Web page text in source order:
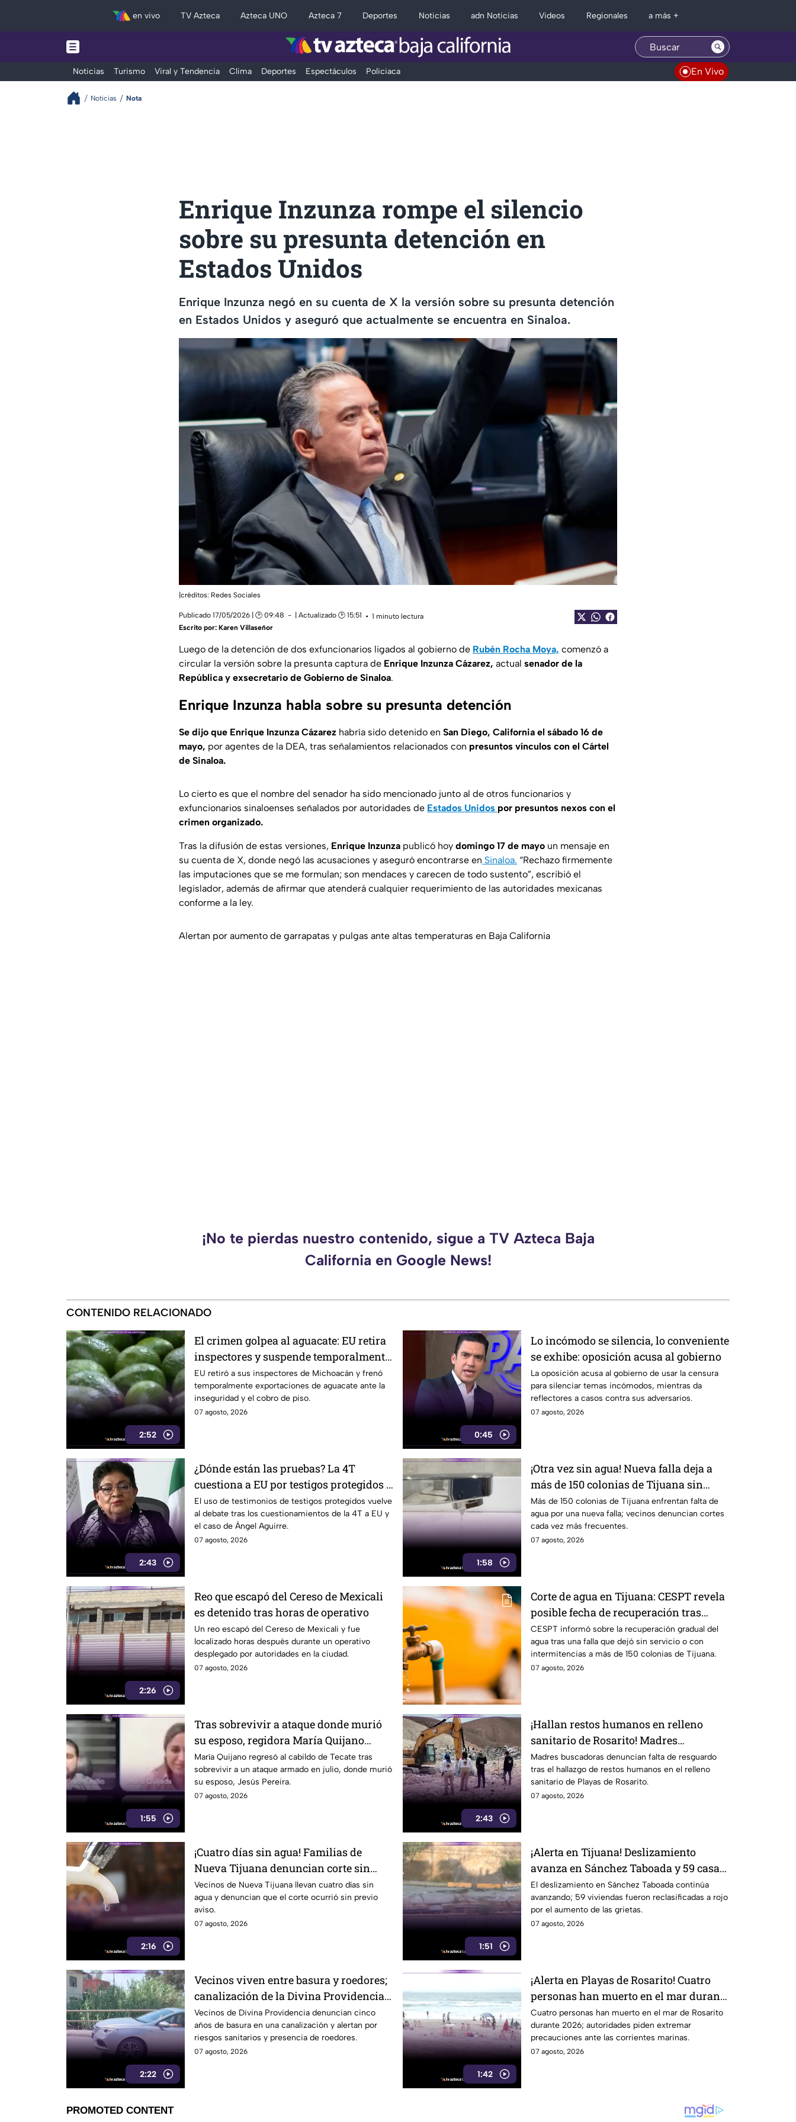
en vivo TV Azteca Azteca UNO Azteca 7 Deportes Noticias adn Noticias Videos Regionales a más +
Noticias Turismo Viral y Tendencia Clima Deportes Espectáculos Policiaca En Vivo
Noticias Nota
Enrique Inzunza rompe el silencio
sobre su presunta detención en
Estados Unidos
Enrique Inzunza negó en su cuenta de X la versión sobre su presunta detención
en Estados Unidos y aseguró que actualmente se encuentra en Sinaloa.
|créditos: Redes Sociales
Publicado 17/05/2026 | 🕑 09:48 | Actualizado 🕑 15:51
1 minuto lectura
Escrito por: Karen Villaseñor
Luego de la detención de dos exfuncionarios ligados al gobierno de Rubén Rocha Moya, comenzó a
circular la versión sobre la presunta captura de Enrique Inzunza Cázarez, actual senador de la
República y exsecretario de Gobierno de Sinaloa.
Enrique Inzunza habla sobre su presunta detención
Se dijo que Enrique Inzunza Cázarez habría sido detenido en San Diego, California el sábado 16 de
mayo, por agentes de la DEA, tras señalamientos relacionados con presuntos vínculos con el Cártel
de Sinaloa.
Lo cierto es que el nombre del senador ha sido mencionado junto al de otros funcionarios y
exfuncionarios sinaloenses señalados por autoridades de Estados Unidos por presuntos nexos con el
crimen organizado.
Tras la difusión de estas versiones, Enrique Inzunza publicó hoy domingo 17 de mayo un mensaje en
su cuenta de X, donde negó las acusaciones y aseguró encontrarse en Sinaloa. “Rechazo firmemente
las imputaciones que se me formulan; son mendaces y carecen de todo sustento”, escribió el
legislador, además de afirmar que atenderá cualquier requerimiento de las autoridades mexicanas
conforme a la ley.
Alertan por aumento de garrapatas y pulgas ante altas temperaturas en Baja California
¡No te pierdas nuestro contenido, sigue a TV Azteca Baja
California en Google News!
CONTENIDO RELACIONADO
2:52
El crimen golpea al aguacate: EU retira
inspectores y suspende temporalmente
exportaciones
EU retiró a sus inspectores de Michoacán y frenó
temporalmente exportaciones de aguacate ante la
inseguridad y el cobro de piso.
07 agosto, 2026
0:45
Lo incómodo se silencia, lo conveniente
se exhibe: oposición acusa al gobierno
La oposición acusa al gobierno de usar la censura
para silenciar temas incómodos, mientras da
reflectores a casos contra sus adversarios.
07 agosto, 2026
2:43
¿Dónde están las pruebas? La 4T
cuestiona a EU por testigos protegidos y
el caso Ángel Aguirre revive el debate
El uso de testimonios de testigos protegidos vuelve
al debate tras los cuestionamientos de la 4T a EU y
el caso de Ángel Aguirre.
07 agosto, 2026
1:58
¡Otra vez sin agua! Nueva falla deja a
más de 150 colonias de Tijuana sin
suministro
Más de 150 colonias de Tijuana enfrentan falta de
agua por una nueva falla; vecinos denuncian cortes
cada vez más frecuentes.
07 agosto, 2026
2:26
Reo que escapó del Cereso de Mexicali
es detenido tras horas de operativo
Un reo escapó del Cereso de Mexicali y fue
localizado horas después durante un operativo
desplegado por autoridades en la ciudad.
07 agosto, 2026
Corte de agua en Tijuana: CESPT revela
posible fecha de recuperación tras
afectar a más de 150 colonias
CESPT informó sobre la recuperación gradual del
agua tras una falla que dejó sin servicio o con
intermitencias a más de 150 colonias de Tijuana.
07 agosto, 2026
1:55
Tras sobrevivir a ataque donde murió
su esposo, regidora María Quijano
vuelve al cabildo de Tecate
María Quijano regresó al cabildo de Tecate tras
sobrevivir a un ataque armado en julio, donde murió
su esposo, Jesús Pereira.
07 agosto, 2026
2:43
¡Hallan restos humanos en relleno
sanitario de Rosarito! Madres
buscadoras denuncian falta de
resguardo
Madres buscadoras denuncian falta de resguardo
tras el hallazgo de restos humanos en el relleno
sanitario de Playas de Rosarito.
07 agosto, 2026
2:16
¡Cuatro días sin agua! Familias de
Nueva Tijuana denuncian corte sin
previo aviso
Vecinos de Nueva Tijuana llevan cuatro días sin
agua y denuncian que el corte ocurrió sin previo
aviso.
07 agosto, 2026
1:51
¡Alerta en Tijuana! Deslizamiento
avanza en Sánchez Taboada y 59 casas
pasan a zona roja
El deslizamiento en Sánchez Taboada continúa
avanzando; 59 viviendas fueron reclasificadas a rojo
por el aumento de las grietas.
07 agosto, 2026
2:22
Vecinos viven entre basura y roedores;
canalización de la Divina Providencia
lleva años abandonada
Vecinos de Divina Providencia denuncian cinco
años de basura en una canalización y alertan por
riesgos sanitarios y presencia de roedores.
07 agosto, 2026
1:42
¡Alerta en Playas de Rosarito! Cuatro
personas han muerto en el mar durante
2026
Cuatro personas han muerto en el mar de Rosarito
durante 2026; autoridades piden extremar
precauciones ante las corrientes marinas.
07 agosto, 2026